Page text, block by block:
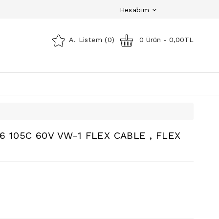
Hesabım
A. Listem (0) 0 Ürün - 0,00TL
60V VW-1 FLEX CABLE , FLEX